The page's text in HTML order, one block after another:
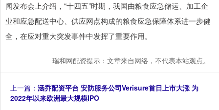
闻发布会上介绍，“十四五”时期，我国由粮食应急储运、加工企
业和应急配送中心、供应网点构成的粮食应急保障体系进一步健
全，在应对重大突发事件中发挥了重要作用。
瑞和网配资提示：文章来自网络，不代表本站观点。
上一篇： 涵乔配资平台 安防服务公司Verisure首日上市大涨 为
2022年以来欧洲最大规模IPO